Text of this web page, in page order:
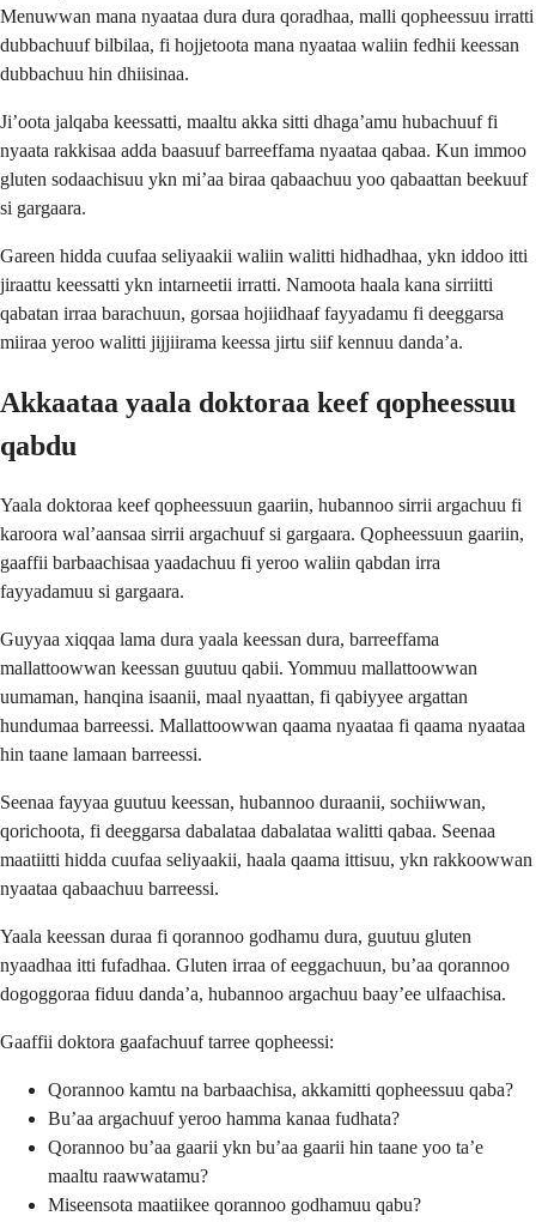
Menuwwan mana nyaataa dura dura qoradhaa, malli qopheessuu irratti
dubbachuuf bilbilaa, fi hojjetoota mana nyaataa waliin fedhii keessan
dubbachuu hin dhiisinaa.
Ji’oota jalqaba keessatti, maaltu akka sitti dhaga’amu hubachuuf fi
nyaata rakkisaa adda baasuuf barreeffama nyaataa qabaa. Kun immoo
gluten sodaachisuu ykn mi’aa biraa qabaachuu yoo qabaattan beekuuf
si gargaara.
Gareen hidda cuufaa seliyaakii waliin walitti hidhadhaa, ykn iddoo itti
jiraattu keessatti ykn intarneetii irratti. Namoota haala kana sirriitti
qabatan irraa barachuun, gorsaa hojiidhaaf fayyadamu fi deeggarsa
miiraa yeroo walitti jijjiirama keessa jirtu siif kennuu danda’a.
Akkaataa yaala doktoraa keef qopheessuu
qabdu
Yaala doktoraa keef qopheessuun gaariin, hubannoo sirrii argachuu fi
karoora wal’aansaa sirrii argachuuf si gargaara. Qopheessuun gaariin,
gaaffii barbaachisaa yaadachuu fi yeroo waliin qabdan irra
fayyadamuu si gargaara.
Guyyaa xiqqaa lama dura yaala keessan dura, barreeffama
mallattoowwan keessan guutuu qabii. Yommuu mallattoowwan
uumaman, hanqina isaanii, maal nyaattan, fi qabiyyee argattan
hundumaa barreessi. Mallattoowwan qaama nyaataa fi qaama nyaataa
hin taane lamaan barreessi.
Seenaa fayyaa guutuu keessan, hubannoo duraanii, sochiiwwan,
qorichoota, fi deeggarsa dabalataa dabalataa walitti qabaa. Seenaa
maatiitti hidda cuufaa seliyaakii, haala qaama ittisuu, ykn rakkoowwan
nyaataa qabaachuu barreessi.
Yaala keessan duraa fi qorannoo godhamu dura, guutuu gluten
nyaadhaa itti fufadhaa. Gluten irraa of eeggachuun, bu’aa qorannoo
dogoggoraa fiduu danda’a, hubannoo argachuu baay’ee ulfaachisa.
Gaaffii doktora gaafachuuf tarree qopheessi:
Qorannoo kamtu na barbaachisa, akkamitti qopheessuu qaba?
Bu’aa argachuuf yeroo hamma kanaa fudhata?
Qorannoo bu’aa gaarii ykn bu’aa gaarii hin taane yoo ta’e
maaltu raawwatamu?
Miseensota maatiikee qorannoo godhamuu qabu?